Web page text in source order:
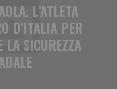
L’ATLETA
D’ITALIA PER
LA SICUREZZA